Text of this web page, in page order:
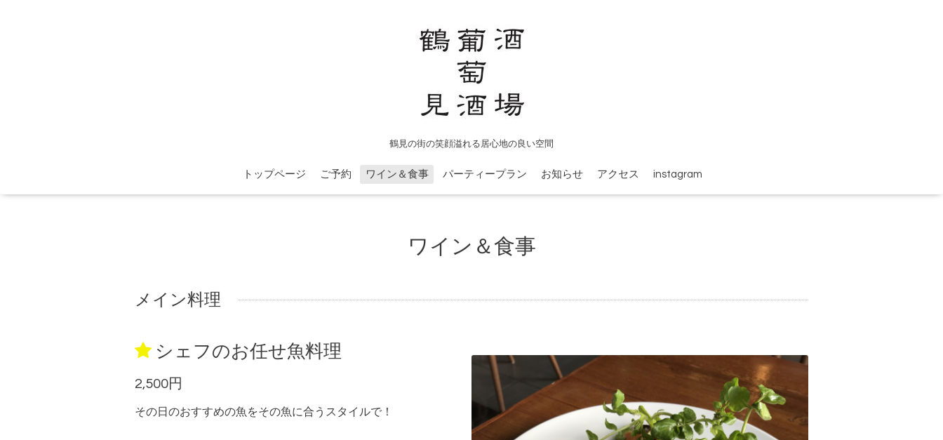
鶴見の街の笑顔溢れる居心地の良い空間
トップページ ご予約 ワイン＆食事 パーティープラン お知らせ アクセス instagram
ワイン＆食事
メイン料理
シェフのお任せ魚料理
2,500円
その日のおすすめの魚をその魚に合うスタイルで！